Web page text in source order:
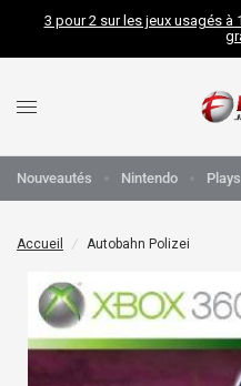
3 pour 2 sur les jeux usagés à
Nouveautés Nintendo
Accueil / Autobahn Polizei